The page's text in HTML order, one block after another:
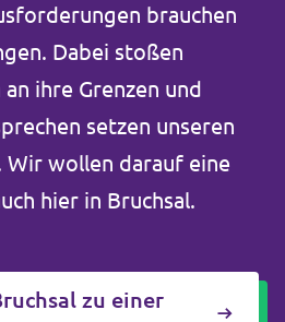
brauchen
Dabei stoßen
ihre Grenzen und
setzen unseren
Wir wollen darauf eine
hier in Bruchsal.
zu einer